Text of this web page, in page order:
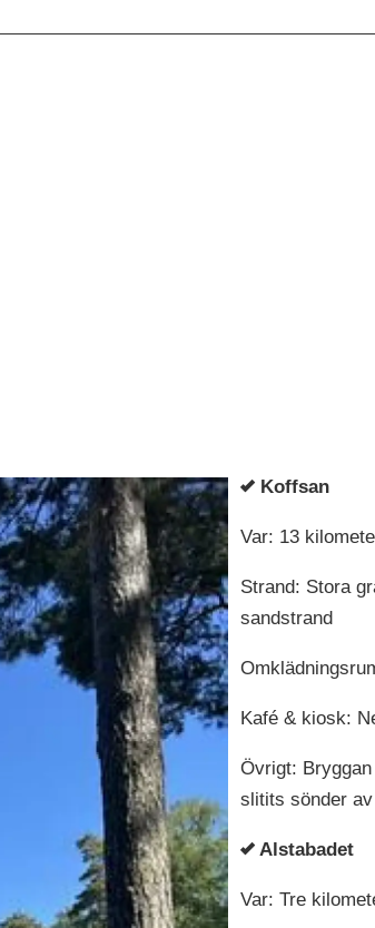
Koffsan
Var: 13
Strand: Stora
sandstrand
Kafé & kiosk:
Övrigt:
slitits sönder
Alstabadet
Var: Tre